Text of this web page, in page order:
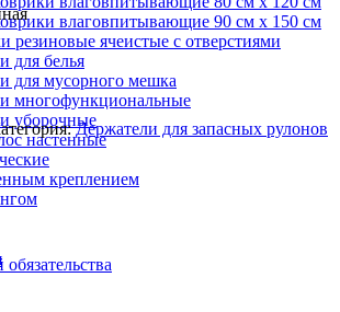
влаговпитывающие 90 см х 150 см
резиновые ячеистые с отверстиями
для белья
для мусорного мешка
многофункциональные
уборочные
настенные
креплением
Держатели для запасных рулонов